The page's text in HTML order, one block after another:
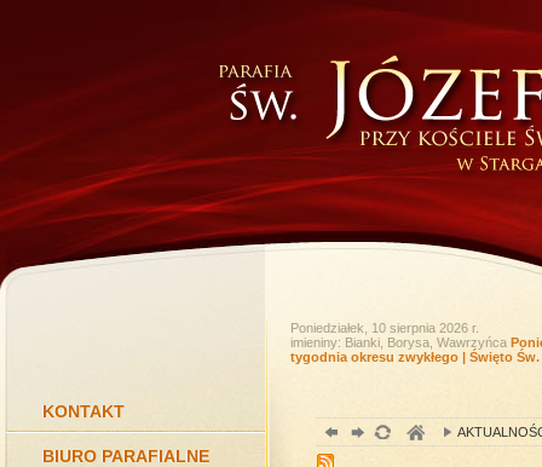
Poniedziałek, 10 sierpnia 2026 r.
imieniny: Bianki, Borysa, Wawrzyńca
tygodnia okresu zwykłego | Święto
KONTAKT
BIURO PARAFIALNE